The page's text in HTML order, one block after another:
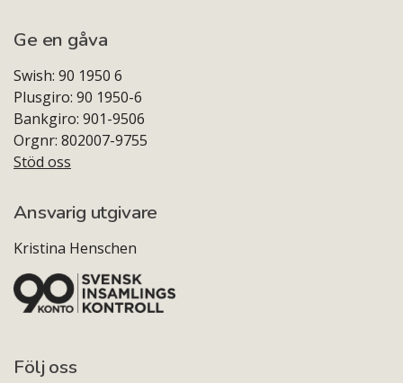
Ge en gåva
Swish: 90 1950 6
Plusgiro: 90 1950-6
Bankgiro: 901-9506
Orgnr: 802007-9755
Stöd oss
Ansvarig utgivare
Kristina Henschen
Följ oss